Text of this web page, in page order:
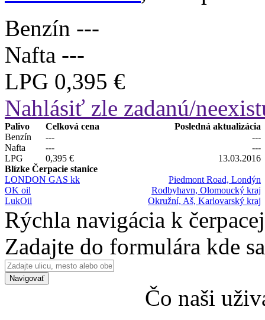
Benzín ---
Nafta ---
LPG 0,395 €
Nahlásiť zle zadanú/
Palivo Celková cena
Posledná aktualizácia
Benzín
---
---
Nafta
---
---
LPG
0,395 €
13.03.2016
Blízke Čerpacie stanice
LONDON GAS kk
Piedmont Road, Londýn
OK oil
Rodbyhavn, Olomoucký kraj
LukOil
Okružní, Aš, Karlovarský kraj
Rýchla navigácia k
Zadajte do formulára kde
Navigovať
Čo naši